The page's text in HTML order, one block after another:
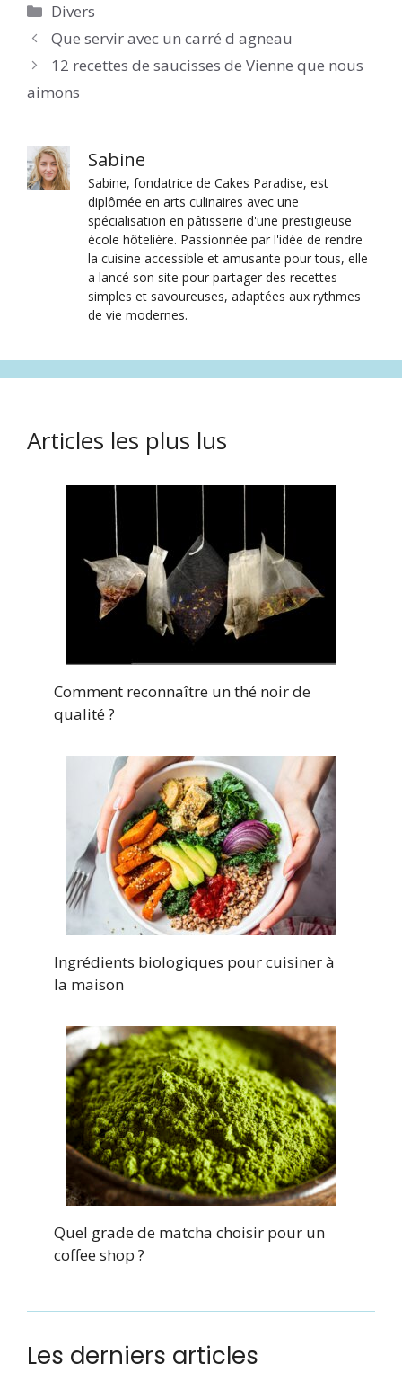
Catégories
Divers
Que servir avec un carré d agneau
12 recettes de saucisses de Vienne que nous
aimons
Sabine
Sabine, fondatrice de Cakes Paradise, est
diplômée en arts culinaires avec une
spécialisation en pâtisserie d'une prestigieuse
école hôtelière. Passionnée par l'idée de rendre
la cuisine accessible et amusante pour tous, elle
a lancé son site pour partager des recettes
simples et savoureuses, adaptées aux rythmes
de vie modernes.
Articles les plus lus
Comment reconnaître un thé noir de
qualité ?
Ingrédients biologiques pour cuisiner à
la maison
Quel grade de matcha choisir pour un
coffee shop ?
Les derniers articles